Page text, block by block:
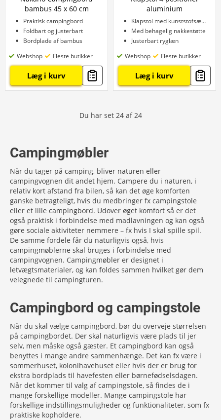
bambus 45 x 60 cm
Praktisk campingbord
Foldbart og justerbart
Bordplade af bambus
Webshop
Fleste butikker
Læg i kurv
aluminium
Klapstol med kunststofsæde
Med behagelig nakkestøtte
Justerbart ryglæn
Webshop
Fleste butikker
Læg i kurv
Du har set 24 af 24
Campingmøbler
Når du tager på camping, bliver naturen eller
campingvognen dit andet hjem. Campere du i naturen, i
relativ kort afstand fra bilen, så kan det øge komforten
ganske betragteligt, hvis du medbringer fx campingstole
eller et lille campingbord. Udover øget komfort så er det
også praktisk i forbindelse med madlavningen og kan også
gøre sociale aktiviteter nemmere – fx hvis I skal spille spil.
De samme fordele får du naturligvis også, hvis
campingmøblerne skal bruges i forbindelse med
campingvognen. Campingmøbler er designet i
letvægtsmaterialer, og kan foldes sammen hvilket gør dem
velegnede til campingturen.
Campingbord og campingstole
Når du skal vælge campingbord, bør du overveje størrelsen
på campingbordet. Der skal naturligvis være plads til jer
selv, men måske også gæster. Et campingbord kan også
benyttes i mange andre sammenhænge. Det kan fx være i
sommerhuset, kolonihavehuset eller hvis der er brug for
ekstra bordplads til havefesten eller børnefødselsdagen.
Når det kommer til valg af campingstole, så findes de i
mange forskellige modeller. Mange campingstole har
forskellige indstillingsmuligheder og funktionaliteter, som fx
praktiske kopholdere.